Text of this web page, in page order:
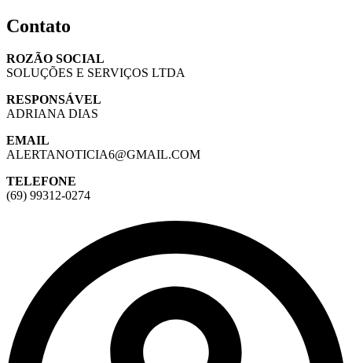
Contato
ROZÃO SOCIAL
SOLUÇÕES E SERVIÇOS LTDA
RESPONSÁVEL
ADRIANA DIAS
EMAIL
ALERTANOTICIA6@GMAIL.COM
TELEFONE
(69) 99312-0274